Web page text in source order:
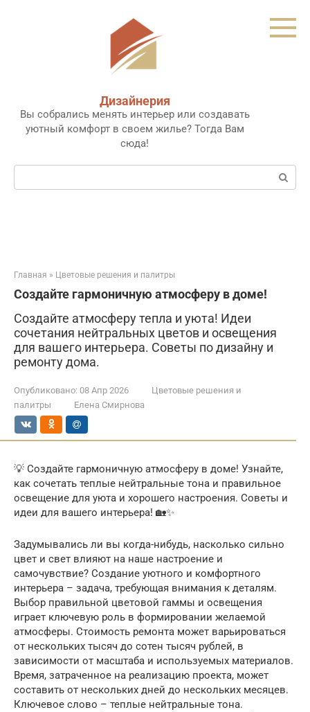
Дизайнерия
Вы собрались менять интерьер или создавать
уютный комфорт в своем жилье? Тогда Вам
сюда!
Поиск:
Главная » Цветовые решения и палитры
Создайте гармоничную атмосферу в доме!
Создайте атмосферу тепла и уюта! Идеи
сочетания нейтральных цветов и освещения
для вашего интерьера. Советы по дизайну и
ремонту дома.
Опубликовано: 08 Апр 2026
Цветовые решения и
палитры
Елена Смирнова
💡 Создайте гармоничную атмосферу в доме! Узнайте,
как сочетать теплые нейтральные тона и правильное
освещение для уюта и хорошего настроения. Советы и
идеи для вашего интерьера! 🏡✨
Задумывались ли вы когда-нибудь, насколько сильно
цвет и свет влияют на наше настроение и
самочувствие? Создание уютного и комфортного
интерьера – задача, требующая внимания к деталям.
Выбор правильной цветовой гаммы и освещения
играет ключевую роль в формировании желаемой
атмосферы. Стоимость ремонта может варьироваться
от нескольких тысяч до сотен тысяч рублей, в
зависимости от масштаба и используемых материалов.
Время, затраченное на реализацию проекта, может
составить от нескольких дней до нескольких месяцев.
Ключевое слово – теплые нейтральные тона.